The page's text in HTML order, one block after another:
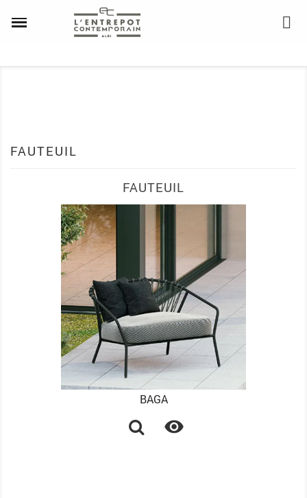
FAUTEUIL
FAUTEUIL
BAGA
